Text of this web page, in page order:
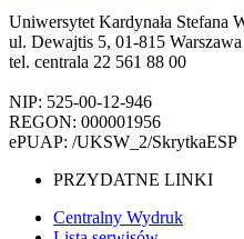
Uniwersytet Kardynała Stefana
ul. Dewajtis 5, 01-815 Warszawa
tel. centrala 22 561 88 00
NIP: 525-00-12-946
REGON: 000001956
ePUAP: /UKSW_2/SkrytkaESP
PRZYDATNE LINKI
Centralny Wydruk